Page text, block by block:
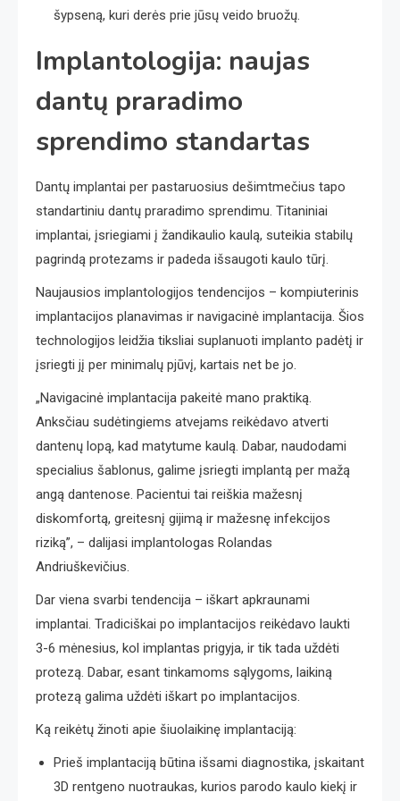
šypseną, kuri derės prie jūsų veido bruožų.
Implantologija: naujas
dantų praradimo
sprendimo standartas
Dantų implantai per pastaruosius dešimtmečius tapo
standartiniu dantų praradimo sprendimu. Titaniniai
implantai, įsriegiami į žandikaulio kaulą, suteikia stabilų
pagrindą protezams ir padeda išsaugoti kaulo tūrį.
Naujausios implantologijos tendencijos – kompiuterinis
implantacijos planavimas ir navigacinė implantacija. Šios
technologijos leidžia tiksliai suplanuoti implanto padėtį ir
įsriegti jį per minimalų pjūvį, kartais net be jo.
„Navigacinė implantacija pakeitė mano praktiką.
Anksčiau sudėtingiems atvejams reikėdavo atverti
dantenų lopą, kad matytume kaulą. Dabar, naudodami
specialius šablonus, galime įsriegti implantą per mažą
angą dantenose. Pacientui tai reiškia mažesnį
diskomfortą, greitesnį gijimą ir mažesnę infekcijos
riziką”, – dalijasi implantologas Rolandas
Andriuškevičius.
Dar viena svarbi tendencija – iškart apkraunami
implantai. Tradiciškai po implantacijos reikėdavo laukti
3-6 mėnesius, kol implantas prigyja, ir tik tada uždėti
protezą. Dabar, esant tinkamoms sąlygoms, laikiną
protezą galima uždėti iškart po implantacijos.
Ką reikėtų žinoti apie šiuolaikinę implantaciją:
Prieš implantaciją būtina išsami diagnostika, įskaitant
3D rentgeno nuotraukas, kurios parodo kaulo kiekį ir